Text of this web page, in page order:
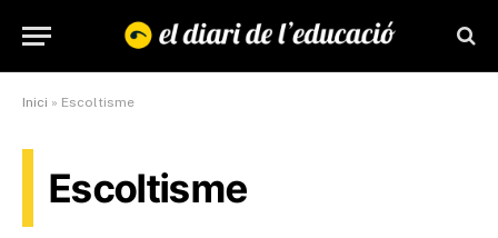
Inici » Escoltisme
Escoltisme